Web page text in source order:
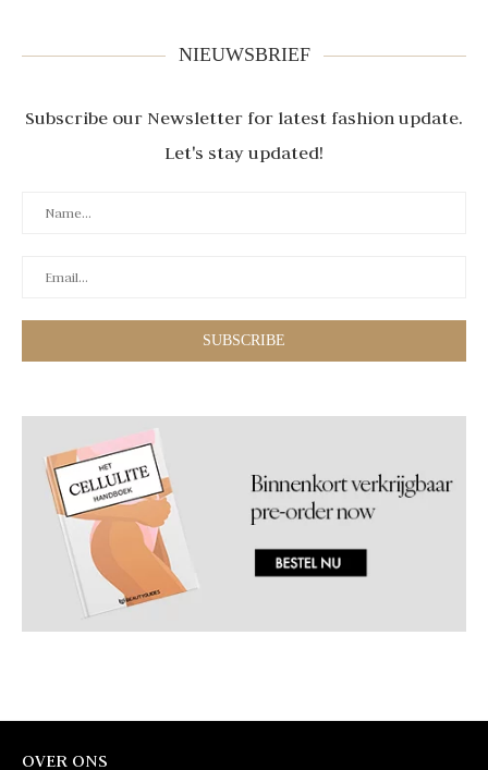
NIEUWSBRIEF
Subscribe our Newsletter for latest fashion update.
Let's stay updated!
OVER ONS